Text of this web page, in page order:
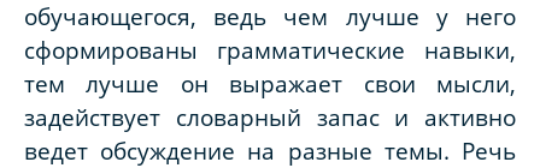
обучающегося, ведь чем лучше у него
сформированы грамматические навыки,
тем лучше он выражает свои мысли,
задействует словарный запас и активно
ведет обсуждение на разные темы. Речь